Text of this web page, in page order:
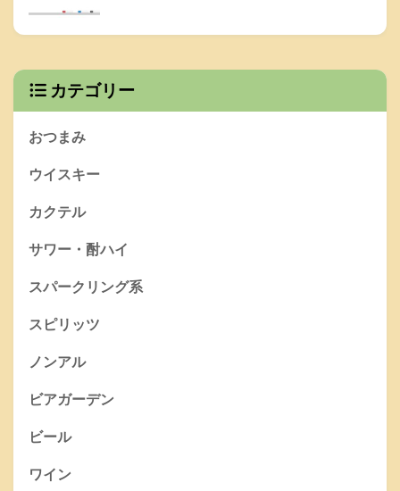
カテゴリー
おつまみ
ウイスキー
カクテル
サワー・酎ハイ
スパークリング系
スピリッツ
ノンアル
ビアガーデン
ビール
ワイン